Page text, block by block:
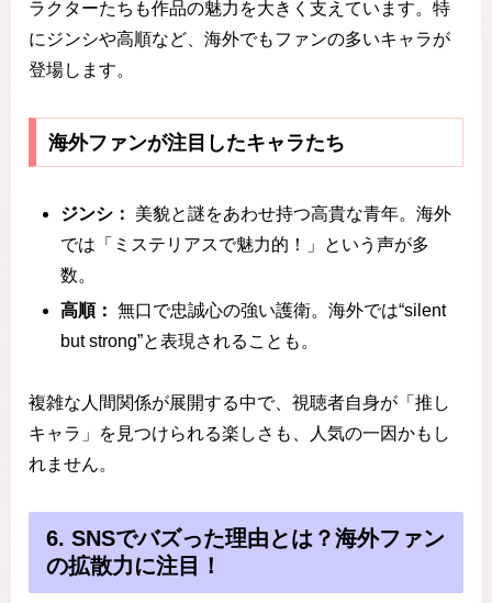
ラクターたちも作品の魅力を大きく支えています。特
にジンシや高順など、海外でもファンの多いキャラが
登場します。
海外ファンが注目したキャラたち
ジンシ：
美貌と謎をあわせ持つ高貴な青年。海外
では「ミステリアスで魅力的！」という声が多
数。
高順： 無口で忠誠心の強い護衛。海外では“silent
but strong”と表現されることも。
複雑な人間関係が展開する中で、視聴者自身が「推し
キャラ」を見つけられる楽しさも、人気の一因かもし
れません。
6. SNSでバズった理由とは？海外ファン
の拡散力に注目！